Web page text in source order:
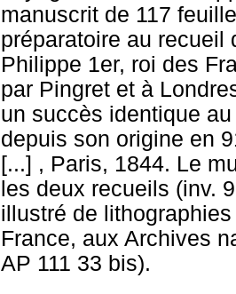
manuscrit de 117
préparatoire au recueil
Philippe 1er, roi des
par Pingret et à
un succès identique
depuis son origine en
[...] , Paris, 1844. Le
les deux recueils (inv.
illustré de
France, aux Archives
AP 111 33 bis).